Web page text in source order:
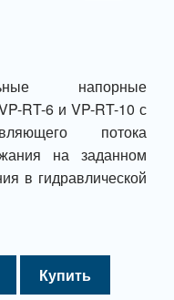
напорные
RT-6 и VP-RT-10 с
потока
на заданном
в гидравлической
Купить